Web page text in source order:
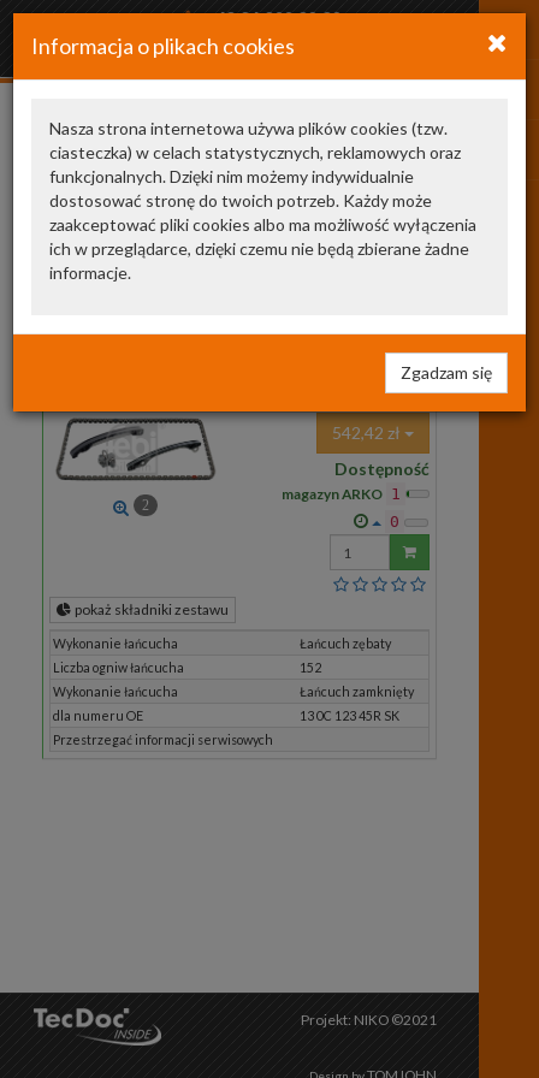
+48 34 366 20 20
arkozamowienia@gmail.com
Informacja o plikach cookies
Nasza strona internetowa używa plików cookies (tzw.
ciasteczka) w celach statystycznych, reklamowych oraz
funkcjonalnych. Dzięki nim możemy indywidualnie
dostosować stronę do twoich potrzeb. Każdy może
zaakceptować pliki cookies albo ma możliwość wyłączenia
ich w przeglądarce, dzięki czemu nie będą zbierane żadne
informacje.
Zgadzam się
KCD226
Zamienniki TecDoc 1
107166 FEBI BILSTEIN
zestaw łańcucha
2
542,42 zł
Dostępność
magazyn ARKO 1
0
Wprowadź
ilość
pokaż składniki zestawu
Wykonanie łańcucha
Łańcuch zębaty
Liczba ogniw łańcucha
152
Wykonanie łańcucha
Łańcuch zamknięty
dla numeru OE
13 0C 123 45R SK
Przestrzegać informacji serwisowych
Projekt: NIKO ©2021